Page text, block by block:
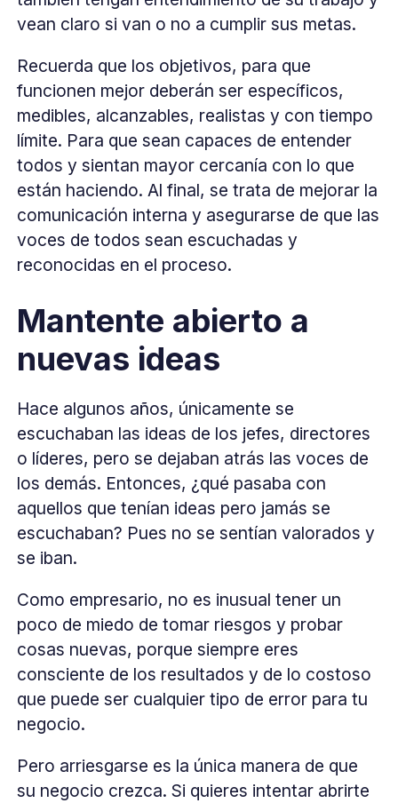
vean claro si van o no a cumplir sus metas.
Recuerda que los objetivos, para que
funcionen mejor deberán ser específicos,
medibles, alcanzables, realistas y con tiempo
límite. Para que sean capaces de entender
todos y sientan mayor cercanía con lo que
están haciendo. Al final, se trata de mejorar la
comunicación interna y asegurarse de que las
voces de todos sean escuchadas y
reconocidas en el proceso.
Mantente abierto a
nuevas ideas
Hace algunos años, únicamente se
escuchaban las ideas de los jefes, directores
o líderes, pero se dejaban atrás las voces de
los demás. Entonces, ¿qué pasaba con
aquellos que tenían ideas pero jamás se
escuchaban? Pues no se sentían valorados y
se iban.
Como empresario, no es inusual tener un
poco de miedo de tomar riesgos y probar
cosas nuevas, porque siempre eres
consciente de los resultados y de lo costoso
que puede ser cualquier tipo de error para tu
negocio.
Pero arriesgarse es la única manera de que
su negocio crezca. Si quieres intentar abrirte